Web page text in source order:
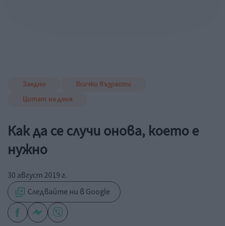
Заедно
Всички възрасти
Цитат на деня
Как да се случи онова, което е
нужно
30 август 2019 г.
Следвайте ни в Google